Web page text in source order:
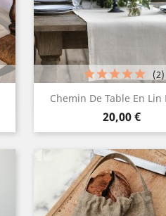
Chemin De Table En Lin
Prix
20,00 €
(2)
Aperçu rapide
BlancLin
naturel
Gris
clair